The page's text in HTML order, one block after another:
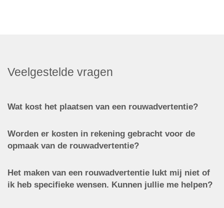
Veelgestelde vragen
Wat kost het plaatsen van een rouwadvertentie?
Worden er kosten in rekening gebracht voor de
opmaak van de rouwadvertentie?
Het maken van een rouwadvertentie lukt mij niet of
ik heb specifieke wensen. Kunnen jullie me helpen?